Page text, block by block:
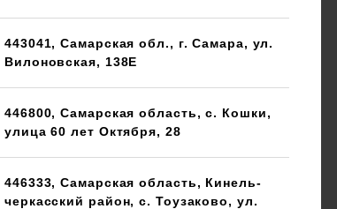
443041, Самарская обл., г. Самара, ул.
Вилоновская, 138E
446800, Самарская область, с. Кошки,
улица 60 лет Октября, 28
446333, Самарская область, Кинель-
черкасский район, с. Тоузаково, ул.